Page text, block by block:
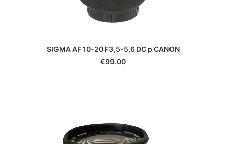
SIGMA AF 10-20 F3,5-5,6 DC p CANON
€99.00